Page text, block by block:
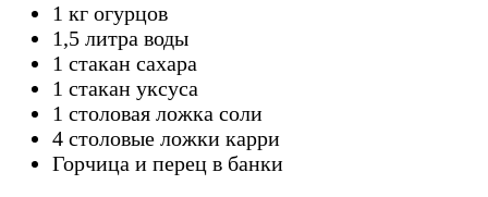
1 кг огурцов
1,5 литра воды
1 стакан сахара
1 стакан уксуса
1 столовая ложка соли
4 столовые ложки карри
Горчица и перец в банки